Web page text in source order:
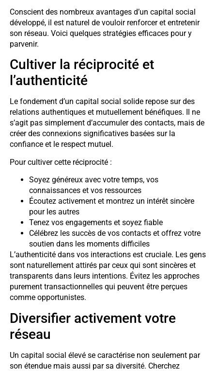
Conscient des nombreux avantages d’un capital social
développé, il est naturel de vouloir renforcer et entretenir
son réseau. Voici quelques stratégies efficaces pour y
parvenir.
Cultiver la réciprocité et
l’authenticité
Le fondement d’un capital social solide repose sur des
relations authentiques et mutuellement bénéfiques. Il ne
s’agit pas simplement d’accumuler des contacts, mais de
créer des connexions significatives basées sur la
confiance et le respect mutuel.
Pour cultiver cette réciprocité :
Soyez généreux avec votre temps, vos
connaissances et vos ressources
Écoutez activement et montrez un intérêt sincère
pour les autres
Tenez vos engagements et soyez fiable
Célébrez les succès de vos contacts et offrez votre
soutien dans les moments difficiles
L’authenticité dans vos interactions est cruciale. Les gens
sont naturellement attirés par ceux qui sont sincères et
transparents dans leurs intentions. Évitez les approches
purement transactionnelles qui peuvent être perçues
comme opportunistes.
Diversifier activement votre
réseau
Un capital social élevé se caractérise non seulement par
son étendue mais aussi par sa diversité. Cherchez